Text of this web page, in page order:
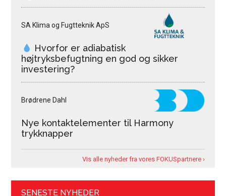
SA Klima og Fugtteknik ApS
Hvorfor er adiabatisk
højtryksbefugtning en god og sikker
investering?
Brødrene Dahl
Nye kontaktelementer til Harmony
trykknapper
Vis alle nyheder fra vores FOKUSpartnere ›
SENESTE NYHEDER